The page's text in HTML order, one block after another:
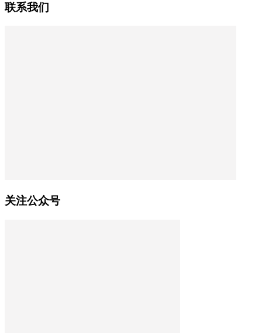
联系我们
关注公众号